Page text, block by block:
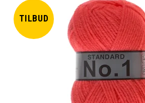
TILBUD